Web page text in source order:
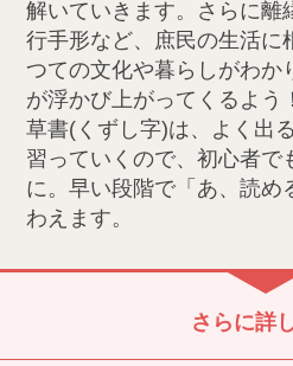
解いていきます。さらに離
行手形など、庶民の生活に
つての文化や暮らしがわか
が浮かび上がってくるよう！
草書(くずし字)は、よく出
習っていくので、初心者で
に。早い段階で「あ、読め
わえます。
さらに詳